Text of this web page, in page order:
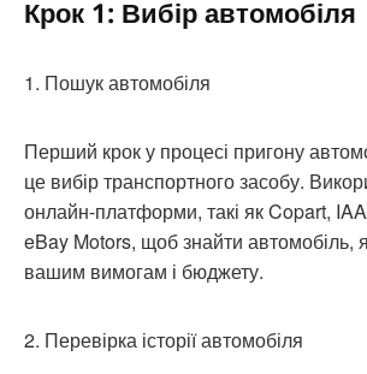
Крок 1: Вибір автомобіля
1. Пошук автомобіля
Перший крок у процесі пригону
це вибір транспортного засобу.
онлайн-платформи, такі як Copart,
eBay Motors, щоб знайти автомобіль,
вашим вимогам і бюджету.
2. Перевірка історії автомобіля